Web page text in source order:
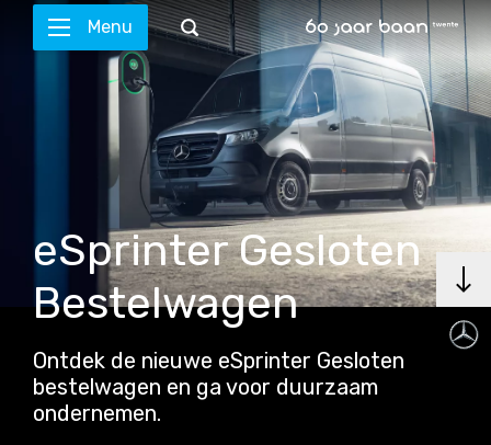
Menu
eSprinter Gesloten
Bestelwagen
Ontdek de nieuwe eSprinter Gesloten
bestelwagen en ga voor duurzaam
ondernemen.